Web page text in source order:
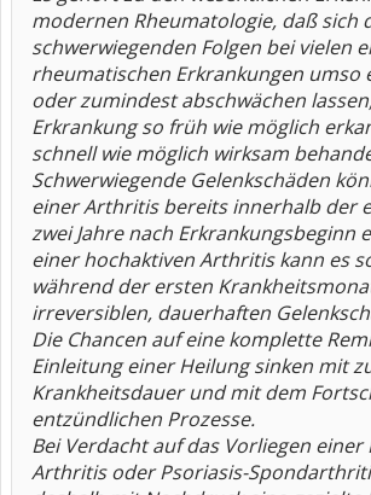
modernen Rheumatologie, daß sich
schwerwiegenden Folgen bei vielen
rheumatischen Erkrankungen umso
oder zumindest abschwächen
Erkrankung so früh wie möglich
schnell wie möglich wirksam
Schwerwiegende Gelenkschäden
einer Arthritis bereits innerhalb der
zwei Jahre nach Erkrankungsbeginn
einer hochaktiven Arthritis kann es
während der ersten
irreversiblen, dauerhaften
Die Chancen auf eine komplette
Einleitung einer Heilung sinken mit
Krankheitsdauer und mit dem
entzündlichen Prozesse.
Bei Verdacht auf das Vorliegen einer
Arthritis oder Psoriasis-